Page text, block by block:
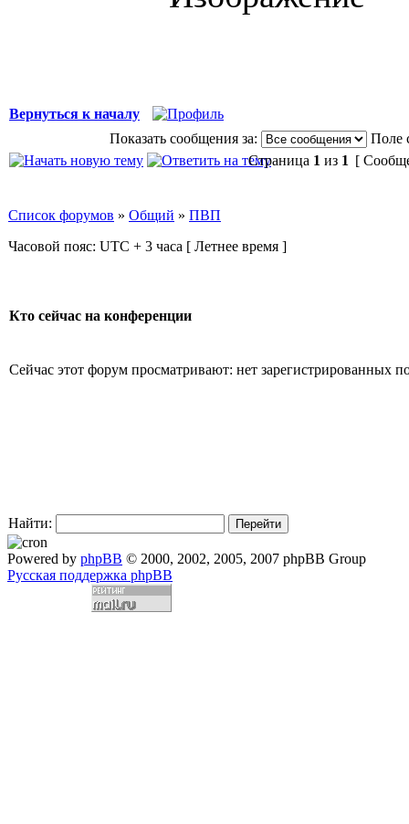
Вернуться к началу
Показать сообщения за:
Поле
Страница 1 из 1 [
Список форумов » Общий » ПВП
Часовой пояс: UTC + 3 часа [ Летнее время ]
Кто сейчас на конференции
Сейчас этот форум просматривают: нет зарегистрированных
Найти:
Powered by phpBB © 2000, 2002, 2005, 2007 phpBB Group
Русская поддержка phpBB